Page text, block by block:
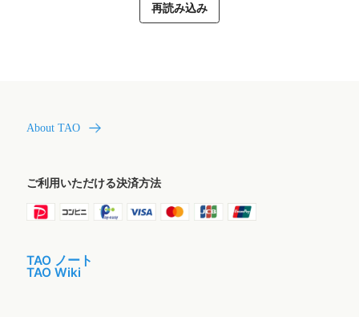
再読み込み
About TAO
ご利用いただける決済方法
TAO ノート
TAO Wiki